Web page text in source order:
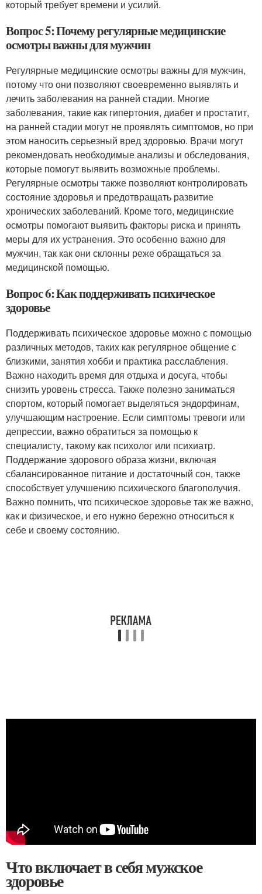
который требует времени и усилий.
Вопрос 5: Почему регулярные медицинские
осмотры важны для мужчин
Регулярные медицинские осмотры важны для мужчин,
потому что они позволяют своевременно выявлять и
лечить заболевания на ранней стадии. Многие
заболевания, такие как гипертония, диабет и простатит,
на ранней стадии могут не проявлять симптомов, но при
этом наносить серьезный вред здоровью. Врачи могут
рекомендовать необходимые анализы и обследования,
которые помогут выявить возможные проблемы.
Регулярные осмотры также позволяют контролировать
состояние здоровья и предотвращать развитие
хронических заболеваний. Кроме того, медицинские
осмотры помогают выявить факторы риска и принять
меры для их устранения. Это особенно важно для
мужчин, так как они склонны реже обращаться за
медицинской помощью.
Вопрос 6: Как поддерживать психическое
здоровье
Поддерживать психическое здоровье можно с помощью
различных методов, таких как регулярное общение с
близкими, занятия хобби и практика расслабления.
Важно находить время для отдыха и досуга, чтобы
снизить уровень стресса. Также полезно заниматься
спортом, который помогает выделяться эндорфинам,
улучшающим настроение. Если симптомы тревоги или
депрессии, важно обратиться за помощью к
специалисту, такому как психолог или психиатр.
Поддержание здорового образа жизни, включая
сбалансированное питание и достаточный сон, также
способствует улучшению психического благополучия.
Важно помнить, что психическое здоровье так же важно,
как и физическое, и его нужно бережно относиться к
себе и своему состоянию.
Что включает в себя мужское
здоровье